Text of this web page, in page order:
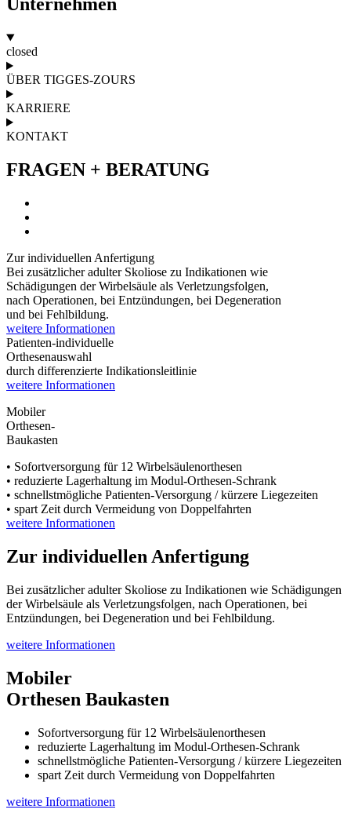
Unternehmen
closed
ÜBER TIGGES-ZOURS
KARRIERE
KONTAKT
FRAGEN + BERATUNG
Zur individuellen Anfertigung
Bei zusätzlicher adulter Skoliose zu Indikationen wie
Schädigungen der Wirbelsäule als Verletzungsfolgen,
nach Operationen, bei Entzündungen, bei Degeneration
und bei Fehlbildung.
weitere Informationen
Patienten-individuelle
Orthesenauswahl
durch differenzierte Indikationsleitlinie
weitere Informationen
Mobiler
Orthesen-
Baukasten
• Sofortversorgung für 12 Wirbelsäulenorthesen
• reduzierte Lagerhaltung im Modul-Orthesen-Schrank
• schnellstmögliche Patienten-Versorgung / kürzere Liegezeiten
• spart Zeit durch Vermeidung von Doppelfahrten
weitere Informationen
Zur individuellen Anfertigung
Bei zusätzlicher adulter Skoliose zu Indikationen wie Schädigungen
der Wirbelsäule als Verletzungsfolgen, nach Operationen, bei
Entzündungen, bei Degeneration und bei Fehlbildung.
weitere Informationen
Mobiler
Orthesen Baukasten
Sofortversorgung für 12 Wirbelsäulenorthesen
reduzierte Lagerhaltung im Modul-Orthesen-Schrank
schnellstmögliche Patienten-Versorgung / kürzere Liegezeiten
spart Zeit durch Vermeidung von Doppelfahrten
weitere Informationen